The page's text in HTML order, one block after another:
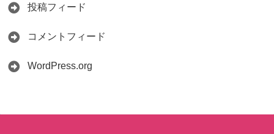
投稿フィード
コメントフィード
WordPress.org